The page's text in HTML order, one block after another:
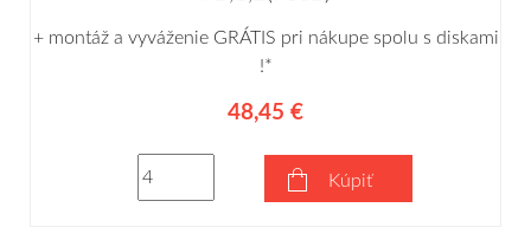
+ montáž a vyváženie GRÁTIS pri nákupe spolu s diskami
!*
48,45 €
Kúpiť